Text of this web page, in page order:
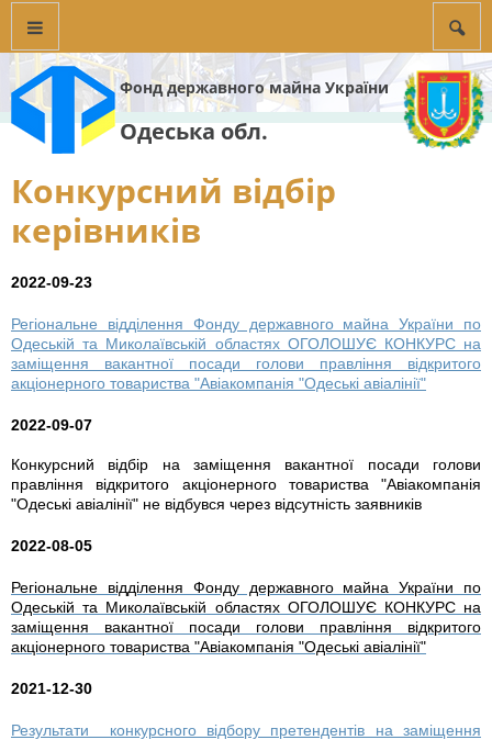
Фонд державного майна України
Одеська обл.
Конкурсний відбір
керівників
2022-09-23
Регіональне відділення Фонду державного майна України по
Одеській та Миколаївській областях ОГОЛОШУЄ КОНКУРС на
заміщення вакантної посади голови правління відкритого
акціонерного товариства "Авіакомпанія "Одеські авіалінії"
2022-09-07
Конкурсний відбір на заміщення вакантної посади голови
правління відкритого акціонерного товариства "Авіакомпанія
"Одеські авіалінії" не відбувся через відсутність заявників
2022-08-05
Регіональне відділення Фонду державного майна України по
Одеській та Миколаївській областях ОГОЛОШУЄ КОНКУРС на
заміщення вакантної посади голови правління відкритого
акціонерного товариства "Авіакомпанія "Одеські авіалінії"
2021-12-30
Результати конкурсного відбору претендентів на заміщення